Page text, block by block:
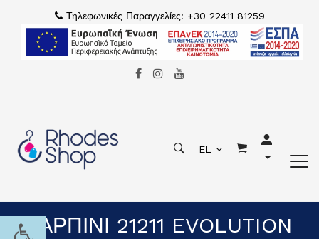
Τηλεφωνικές Παραγγελίες: +30 22411 81259
EL
ΣΚΑΡΠΙΝΙ 21211 EVOLUTION